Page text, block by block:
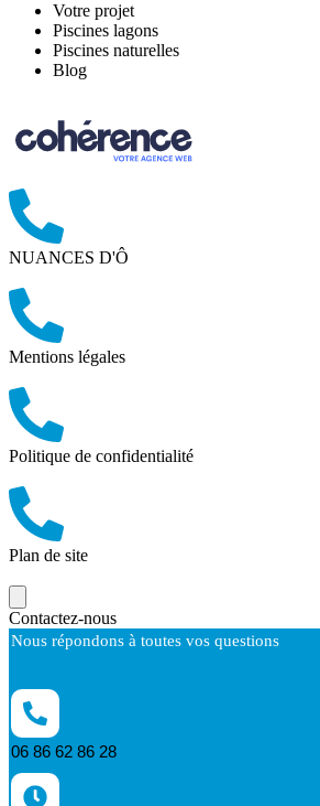
Votre projet
Piscines lagons
Piscines naturelles
Blog
NUANCES D'Ô
Mentions légales
Politique de confidentialité
Plan de site
Contactez-nous
Nous répondons à toutes vos questions
06 86 62 86 28